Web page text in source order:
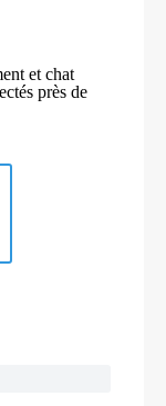
et chat
près de